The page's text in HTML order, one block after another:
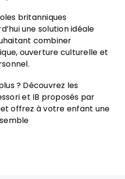
britanniques
une solution idéale
combiner
ouverture culturelle et
? Découvrez les
et IB proposés par
offrez à votre enfant une